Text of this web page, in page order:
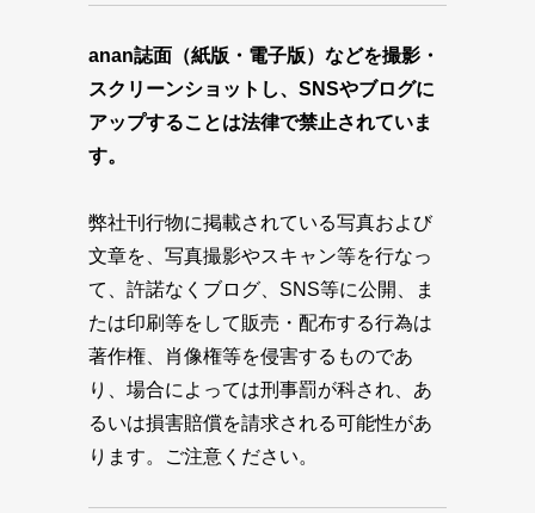
anan誌面（紙版・電子版）などを撮影・
スクリーンショットし、SNSやブログに
アップすることは法律で禁止されていま
す。
弊社刊行物に掲載されている写真および
文章を、写真撮影やスキャン等を行なっ
て、許諾なくブログ、SNS等に公開、ま
たは印刷等をして販売・配布する行為は
著作権、肖像権等を侵害するものであ
り、場合によっては刑事罰が科され、あ
るいは損害賠償を請求される可能性があ
ります。ご注意ください。